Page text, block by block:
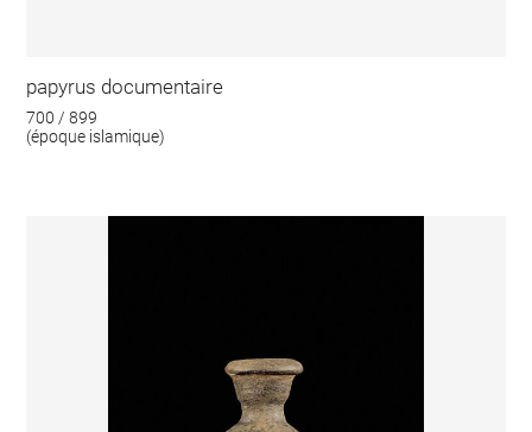
papyrus documentaire
700 / 899
(époque islamique)